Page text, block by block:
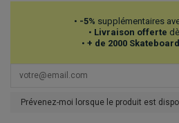
• -5% supplémentaires
• Livraison offerte
• + de 2000
Prévenez-moi lorsque le produit est